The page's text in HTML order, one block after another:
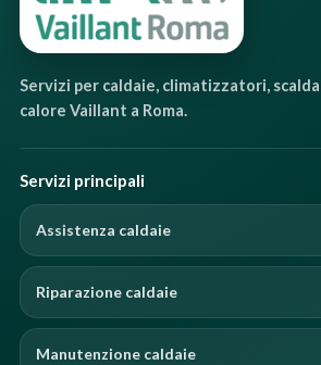
Servizi per caldaie, climatizzatori,
calore Vaillant a Roma.
Servizi principali
Assistenza caldaie
Riparazione caldaie
Manutenzione caldaie